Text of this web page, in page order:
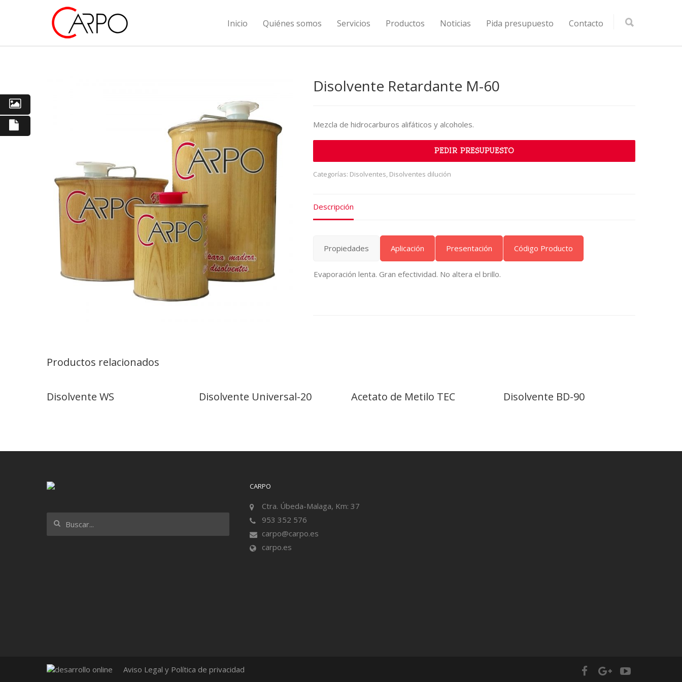
Inicio Quiénes somos Servicios Productos Noticias Pida presupuesto Contacto
Disolvente Retardante M-60
Mezcla de hidrocarburos alifáticos y alcoholes.
PEDIR PRESUPUESTO
Categorías: Disolventes, Disolventes dilución
Descripción
Propiedades Aplicación Presentación Código Producto
Evaporación lenta. Gran efectividad. No altera el brillo.
Productos relacionados
Disolvente WS Disolvente Universal-20 Acetato de Metilo TEC Disolvente BD-90
CARPO
Ctra. Úbeda-Malaga, Km: 37
953 352 576
carpo@carpo.es
carpo.es
Aviso Legal y Política de privacidad